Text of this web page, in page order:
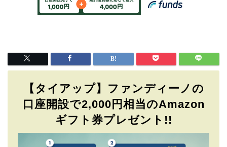
【タイアップ】ファンディーノの
口座開設で2,000円相当のAmazon
ギフト券プレゼント!!